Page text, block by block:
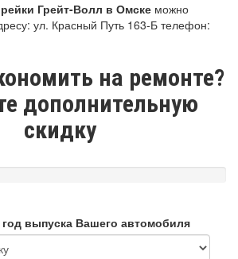
Грейт-Волл в Омске можно
ул. Красный Путь 163-Б телефон:
на ремонте?
дополнительную
скидку
выпуска Вашего автомобиля